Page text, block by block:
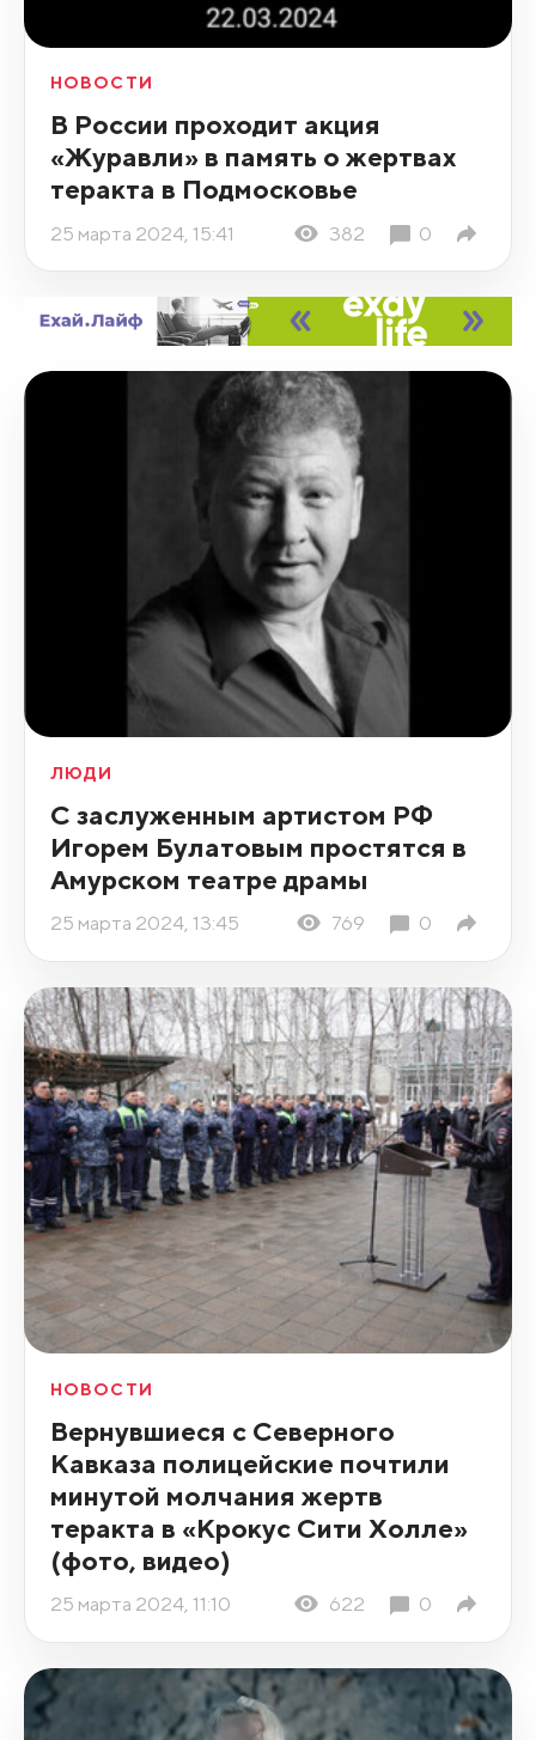
НОВОСТИ
В России проходит акция
«Журавли» в память о жертвах
теракта в Подмосковье
25 марта 2024, 15:41 382 0
ЛЮДИ
С заслуженным артистом РФ
Игорем Булатовым простятся в
Амурском театре драмы
25 марта 2024, 13:45 769 0
НОВОСТИ
Вернувшиеся с Северного
Кавказа полицейские почтили
минутой молчания жертв
теракта в «Крокус Сити Холле»
(фото, видео)
25 марта 2024, 11:10 622 0